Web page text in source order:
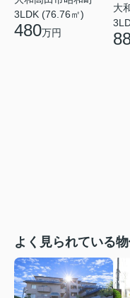
3LDK (76.76㎡)
480万円
大
よく見られている